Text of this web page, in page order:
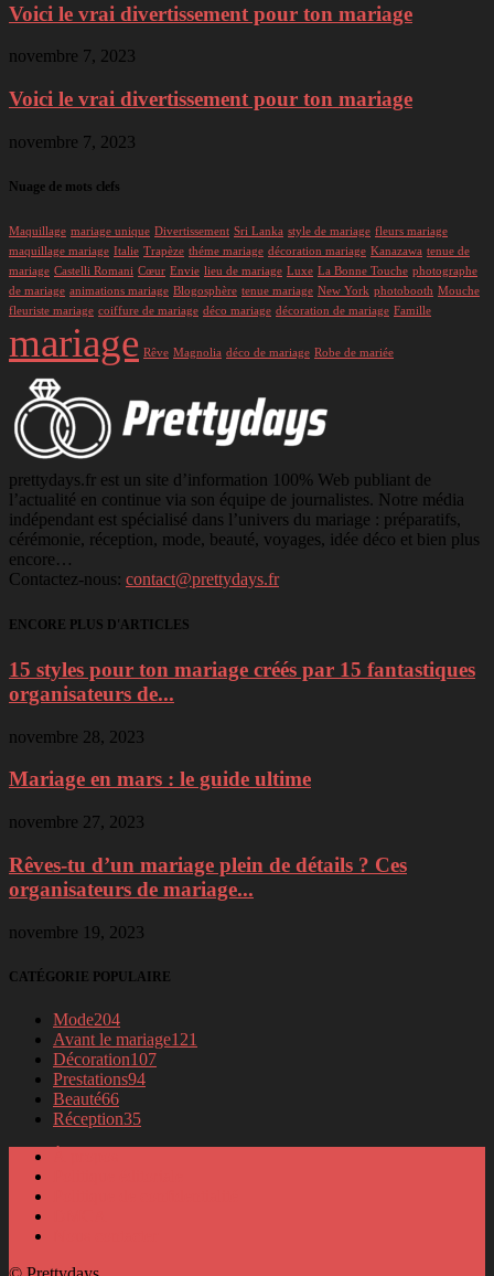
Voici le vrai divertissement pour ton mariage
novembre 7, 2023
Voici le vrai divertissement pour ton mariage
novembre 7, 2023
Nuage de mots clefs
Maquillage mariage unique Divertissement Sri Lanka style de mariage fleurs mariage
maquillage mariage Italie Trapèze théme mariage décoration mariage Kanazawa tenue de
mariage Castelli Romani Cœur Envie lieu de mariage Luxe La Bonne Touche photographe
de mariage animations mariage Blogosphère tenue mariage New York photobooth Mouche
fleuriste mariage coiffure de mariage déco mariage décoration de mariage Famille
mariage Rêve Magnolia déco de mariage Robe de mariée
prettydays.fr est un site d’information 100% Web publiant de
l’actualité en continue via son équipe de journalistes. Notre média
indépendant est spécialisé dans l’univers du mariage : préparatifs,
cérémonie, réception, mode, beauté, voyages, idée déco et bien plus
encore…
Contactez-nous: contact@prettydays.fr
ENCORE PLUS D'ARTICLES
15 styles pour ton mariage créés par 15 fantastiques
organisateurs de...
novembre 28, 2023
Mariage en mars : le guide ultime
novembre 27, 2023
Rêves-tu d’un mariage plein de détails ? Ces
organisateurs de mariage...
novembre 19, 2023
CATÉGORIE POPULAIRE
Mode204
Avant le mariage121
Décoration107
Prestations94
Beauté66
Réception35